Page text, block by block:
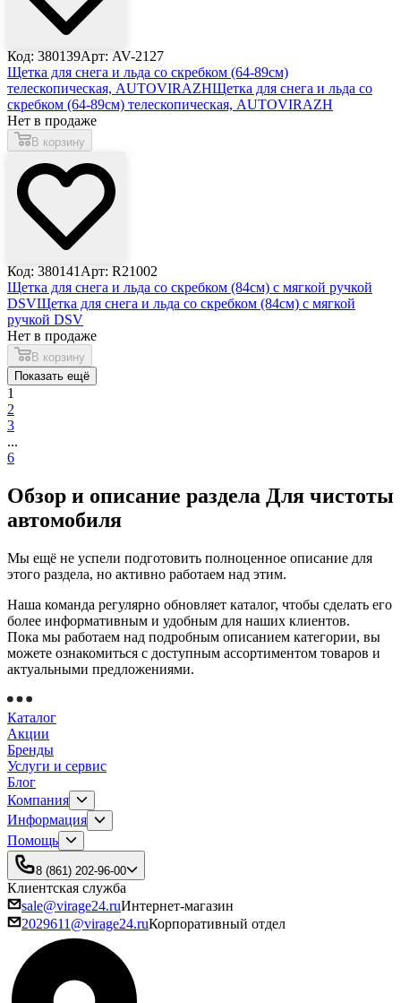
Код: 380139Арт: AV-2127
Щетка для снега и льда со скребком (64-89см)
телескопическая, AUTOVIRAZHЩетка для снега и льда со
скребком (64-89см) телескопическая, AUTOVIRAZH
Нет в продаже
В корзину
Код: 380141 Арт: R21002
Щетка для снега и льда со скребком (84см) с мягкой ручкой
DSVЩетка для снега и льда со скребком (84см) с мягкой
ручкой DSV
Нет в продаже
В корзину
Показать ещё
1
2
3
...
6
Обзор и описание раздела Для чистоты
автомобиля
Мы ещё не успели подготовить полноценное описание для
этого раздела, но активно работаем над этим.
Наша команда регулярно обновляет каталог, чтобы сделать его
более информативным и удобным для наших клиентов.
Пока мы работаем над подробным описанием категории, вы
можете ознакомиться с доступным ассортиментом товаров и
актуальными предложениями.
Каталог
Акции
Бренды
Услуги и сервис
Блог
Компания
Информация
Помощь
8 (861) 202-96-00
Клиентская служба
sale@virage24.ruИнтернет-магазин
2029611@virage24.ruКорпоративный отдел